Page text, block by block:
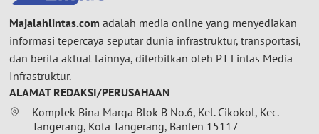
Majalahlintas.com adalah media online yang menyediakan
informasi tepercaya seputar dunia infrastruktur, transportasi,
dan berita aktual lainnya, diterbitkan oleh PT Lintas Media
Infrastruktur.
ALAMAT REDAKSI/PERUSAHAAN
Komplek Bina Marga Blok B No.6, Kel. Cikokol, Kec.
Tangerang, Kota Tangerang, Banten 15117